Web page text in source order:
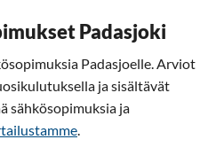
Padasjoki
Padasjoelle. Arviot
ja sisältävät
sähkösopimuksia ja